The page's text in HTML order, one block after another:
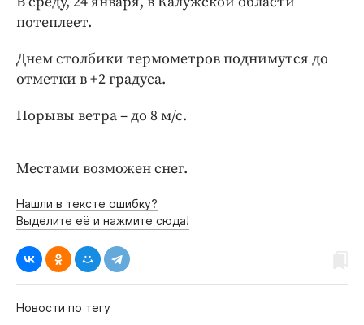
Блоги
Издания
Медиаперсона
Клиника года
Работодатель года
потеплеет.
Днем столбики термометров поднимутся до
отметки в +2 градуса.
Порывы ветра – до 8 м/с.
Местами возможен снег.
Нашли в тексте ошибку?
Выделите её и нажмите сюда!
Новости по тегу